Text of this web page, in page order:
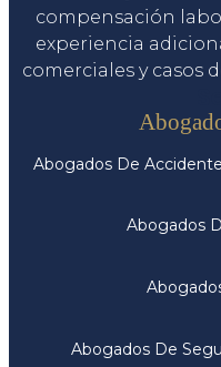
compensación
experiencia
comerciales y casos
Abogados De
Abogados
Abogados De